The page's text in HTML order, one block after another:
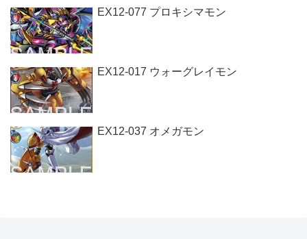
EX12-077 プロキシマモン
EX12-017 ウォーグレイモン
EX12-037 オメガモン